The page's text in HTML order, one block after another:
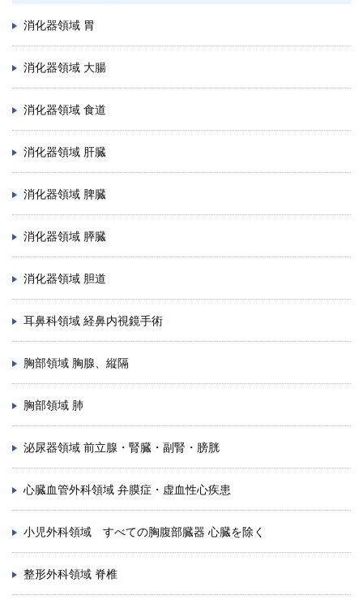
消化器領域 胃
消化器領域 大腸
消化器領域 食道
消化器領域 肝臓
消化器領域 脾臓
消化器領域 膵臓
消化器領域 胆道
耳鼻科領域 経鼻内視鏡手術
胸部領域 胸腺、縦隔
胸部領域 肺
泌尿器領域 前立腺・腎臓・副腎・膀胱
心臓血管外科領域 弁膜症・虚血性心疾患
小児外科領域 すべての胸腹部臓器 心臓を除く
整形外科領域 脊椎